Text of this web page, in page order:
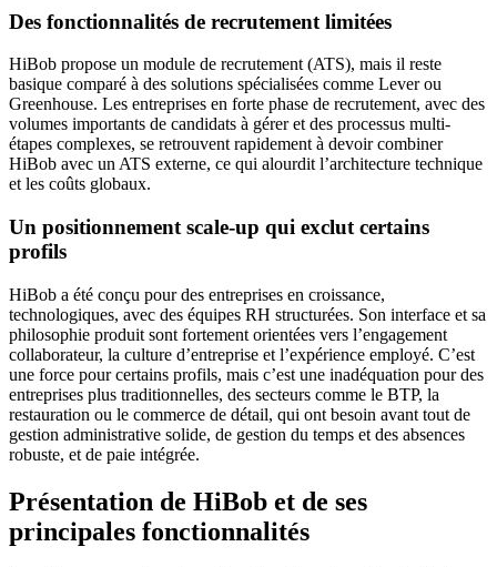
Des fonctionnalités de recrutement limitées
HiBob propose un module de recrutement (ATS), mais il reste
basique comparé à des solutions spécialisées comme Lever ou
Greenhouse. Les entreprises en forte phase de recrutement, avec des
volumes importants de candidats à gérer et des processus multi-
étapes complexes, se retrouvent rapidement à devoir combiner
HiBob avec un ATS externe, ce qui alourdit l’architecture technique
et les coûts globaux.
Un positionnement scale-up qui exclut certains
profils
HiBob a été conçu pour des entreprises en croissance,
technologiques, avec des équipes RH structurées. Son interface et sa
philosophie produit sont fortement orientées vers l’engagement
collaborateur, la culture d’entreprise et l’expérience employé. C’est
une force pour certains profils, mais c’est une inadéquation pour des
entreprises plus traditionnelles, des secteurs comme le BTP, la
restauration ou le commerce de détail, qui ont besoin avant tout de
gestion administrative solide, de gestion du temps et des absences
robuste, et de paie intégrée.
Présentation de HiBob et de ses
principales fonctionnalités